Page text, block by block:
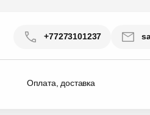
+77273101237
Оплата, доставка